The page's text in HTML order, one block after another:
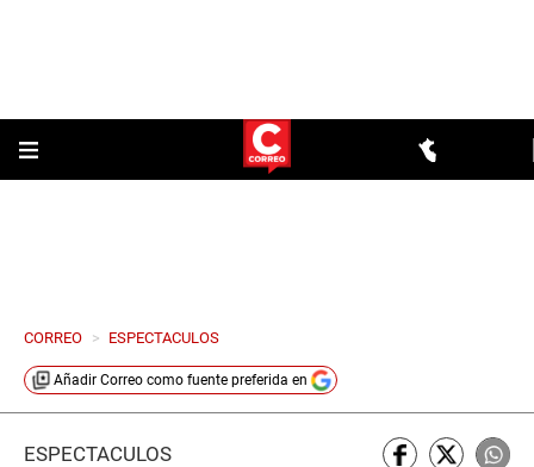
CORREO > ESPECTACULOS
Añadir Correo como fuente preferida en
ESPECTÁCULOS